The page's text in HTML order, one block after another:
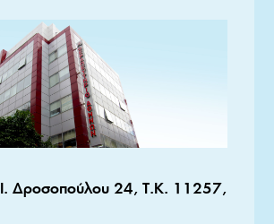
Ι. Δροσοπούλου 24, Τ.Κ. 11257,